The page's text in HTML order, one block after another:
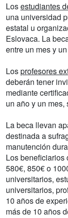
Losestudiantes
una universidad
estatal u
Eslovaca. La
entre un mes y
Losprofesores
deberán tener
mediante
un año y un
La beca llevan
destinada a
manutención
Los beneficiarios
580€, 850€ o
universitarios,
universitarios,
10 años de
más de 10 años